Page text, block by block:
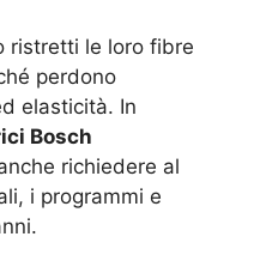
ristretti le loro fibre
perdono
elasticità. In
Bosch
richiedere al
i programmi e